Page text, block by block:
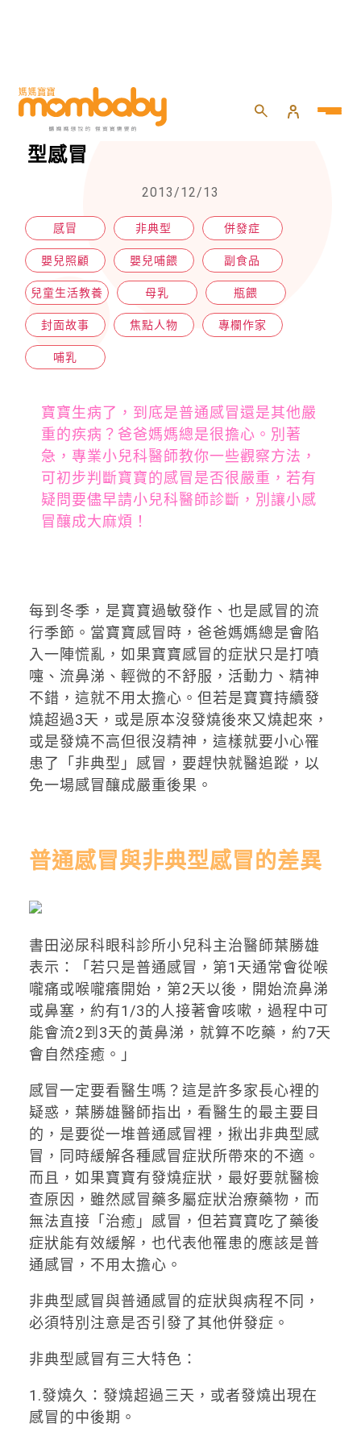
HOME 生產 哺乳
別讓小感冒成為大麻煩．揪出非典
型感冒
2013/12/13
感冒 非典型 併發症
嬰兒照顧 嬰兒哺餵 副食品
兒童生活教養 母乳 瓶餵
封面故事 焦點人物 專欄作家
哺乳
寶寶生病了，到底是普通感冒還是其他嚴
重的疾病？爸爸媽媽總是很擔心。別著
急，專業小兒科醫師教你一些觀察方法，
可初步判斷寶寶的感冒是否很嚴重，若有
疑問要儘早請小兒科醫師診斷，別讓小感
冒釀成大麻煩！
每到冬季，是寶寶過敏發作、也是感冒的流
行季節。當寶寶感冒時，爸爸媽媽總是會陷
入一陣慌亂，如果寶寶感冒的症狀只是打噴
嚏、流鼻涕、輕微的不舒服，活動力、精神
不錯，這就不用太擔心。但若是寶寶持續發
燒超過3天，或是原本沒發燒後來又燒起來，
或是發燒不高但很沒精神，這樣就要小心罹
患了「非典型」感冒，要趕快就醫追蹤，以
免一場感冒釀成嚴重後果。
普通感冒與非典型感冒的差異
書田泌尿科眼科診所小兒科主治醫師葉勝雄
表示：「若只是普通感冒，第1天通常會從喉
嚨痛或喉嚨癢開始，第2天以後，開始流鼻涕
或鼻塞，約有1/3的人接著會咳嗽，過程中可
能會流2到3天的黃鼻涕，就算不吃藥，約7天
會自然痊癒。」
感冒一定要看醫生嗎？這是許多家長心裡的
疑惑，葉勝雄醫師指出，看醫生的最主要目
的，是要從一堆普通感冒裡，揪出非典型感
冒，同時緩解各種感冒症狀所帶來的不適。
而且，如果寶寶有發燒症狀，最好要就醫檢
查原因，雖然感冒藥多屬症狀治療藥物，而
無法直接「治癒」感冒，但若寶寶吃了藥後
症狀能有效緩解，也代表他罹患的應該是普
通感冒，不用太擔心。
非典型感冒與普通感冒的症狀與病程不同，
必須特別注意是否引發了其他併發症。
非典型感冒有三大特色：
1.發燒久：發燒超過三天，或者發燒出現在
感冒的中後期。